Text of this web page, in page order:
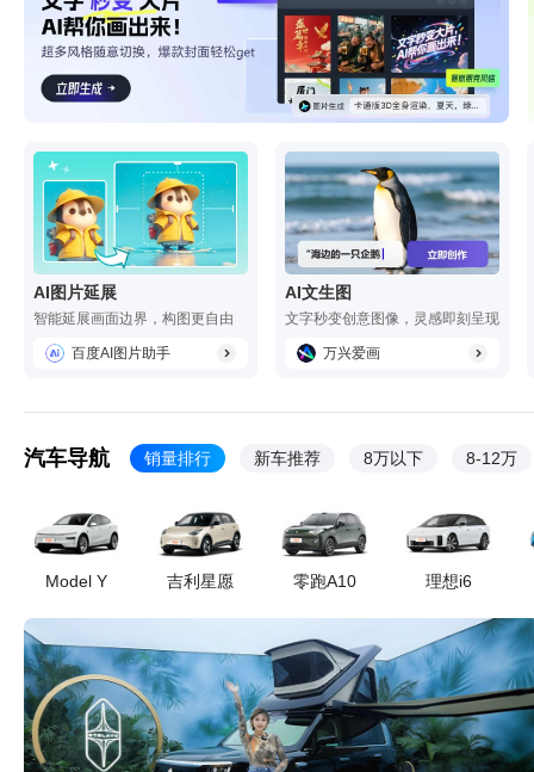
AI图片延展
智能延展画面边界，构图更自由
百度AI图片助手
AI文生图
文字秒变创意图像，灵感即刻呈现
万兴爱画
汽车导航 销量排行 新车推荐 8万以下 8-12万
Model Y 吉利星愿 零跑A10 理想i6